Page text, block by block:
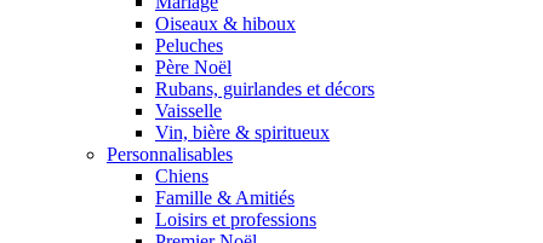
Oiseaux & hiboux
Peluches
Père Noël
Rubans, guirlandes et décors
Vaisselle
Vin, bière & spiritueux
Personnalisables
Chiens
Famille & Amitiés
Loisirs et professions